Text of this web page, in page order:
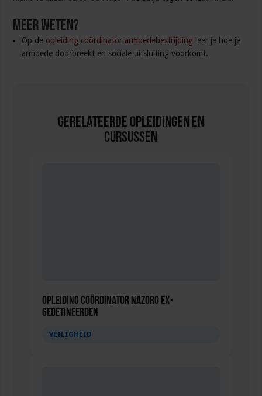
Meer weten?
Op de opleiding coördinator armoedebestrijding leer je hoe je
armoede doorbreekt en sociale uitsluiting voorkomt.
Gerelateerde Opleidingen en
Cursussen
Opleiding Coördinator nazorg ex-
gedetineerden
VEILIGHEID